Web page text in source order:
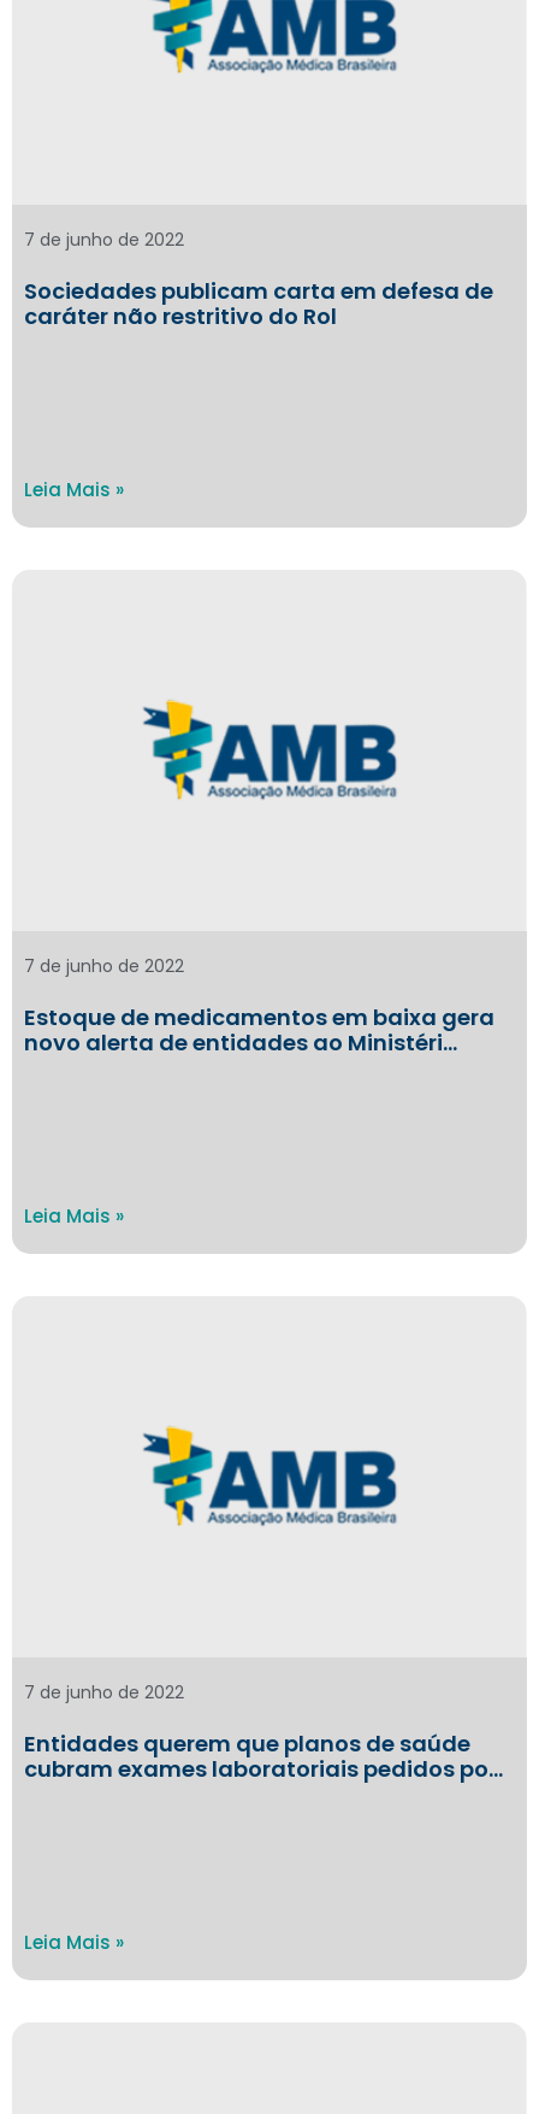
Sociedades publicam carta em defesa de
caráter não restritivo do Rol
7 de junho de 2022
Leia Mais »
Estoque de medicamentos em baixa gera
novo alerta de entidades ao Ministéri…
7 de junho de 2022
Leia Mais »
Entidades querem que planos de saúde
cubram exames laboratoriais pedidos po…
7 de junho de 2022
Leia Mais »